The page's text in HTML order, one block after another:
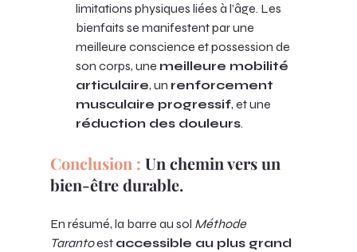
limitations physiques liées à l’âge. Les
bienfaits se manifestent par une
meilleure conscience et possession de
son corps, une meilleure mobilité
articulaire, un renforcement
musculaire progressif, et une
réduction des douleurs.
Conclusion : Un chemin vers un
bien-être durable.
En résumé, la barre au sol Méthode
Taranto est accessible au plus grand